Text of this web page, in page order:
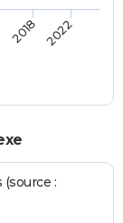
2018 2022
: